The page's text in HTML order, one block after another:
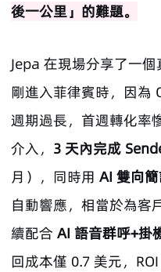
後一公里」的難題。
Jepa 在現場分享了一
剛進入菲律賓時，因為
週期過長，首週轉化率
介入， 3 天內完成
月），同時用 AI 雙向
自動響應，相當於為客
續配合 AI 語音群呼+掛
回成本僅 0.7 美元，ROI